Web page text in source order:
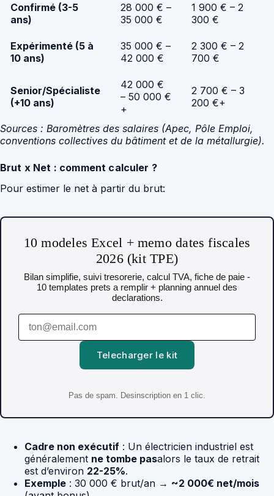
Confirmé (3-5
ans)
28 000 € –
35 000 €
1 900 € – 2
300 €
Expérimenté (5 à
10 ans)
35 000 € –
42 000 €
2 300 € – 2
700 €
Senior/Spécialiste
(+10 ans)
42 000 €
– 50 000 €
+
2 700 € – 3
200 €+
Sources : Baromètres des salaires (Apec, Pôle Emploi,
conventions collectives du bâtiment et de la métallurgie).
Brut x Net : comment calculer ?
Pour estimer le net à partir du brut:
10 modeles Excel + memo dates fiscales
2026 (kit TPE)
Bilan simplifie, suivi tresorerie, calcul TVA, fiche de paie -
10 templates prets a remplir + planning annuel des
declarations.
Telecharger le kit
Pas de spam. Desinscription en 1 clic.
Cadre non exécutif : Un électricien industriel est
généralement ne tombe pasalors le taux de retrait
est d’environ 22-25%.
Exemple : 30 000 € brut/an → ~2 000€ net/mois